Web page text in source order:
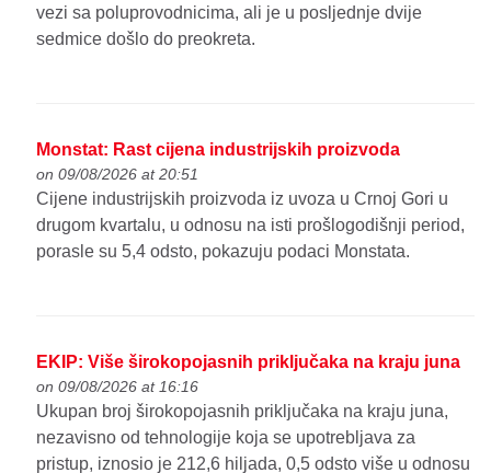
vezi sa poluprovodnicima, ali je u posljednje dvije
sedmice došlo do preokreta.
Monstat: Rast cijena industrijskih proizvoda
on 09/08/2026 at 20:51
Cijene industrijskih proizvoda iz uvoza u Crnoj Gori u
drugom kvartalu, u odnosu na isti prošlogodišnji period,
porasle su 5,4 odsto, pokazuju podaci Monstata.
EKIP: Više širokopojasnih priključaka na kraju juna
on 09/08/2026 at 16:16
Ukupan broj širokopojasnih priključaka na kraju juna,
nezavisno od tehnologije koja se upotrebljava za
pristup, iznosio je 212,6 hiljada, 0,5 odsto više u odnosu